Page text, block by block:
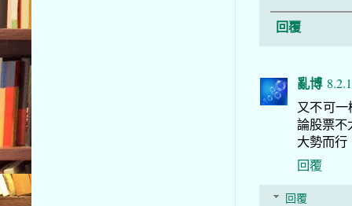
回覆
亂博
又不可
論股票不
大勢而行
回覆
回覆